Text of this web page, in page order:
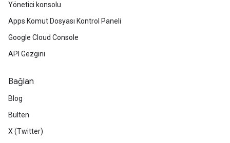
Yönetici konsolu
Apps Komut Dosyası Kontrol Paneli
Google Cloud Console
API Gezgini
Bağlan
Blog
Bülten
X (Twitter)